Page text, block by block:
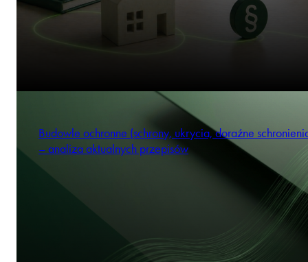
Budowle ochronne (schrony, ukrycia, doraźne
– analiza aktualnych przepisów